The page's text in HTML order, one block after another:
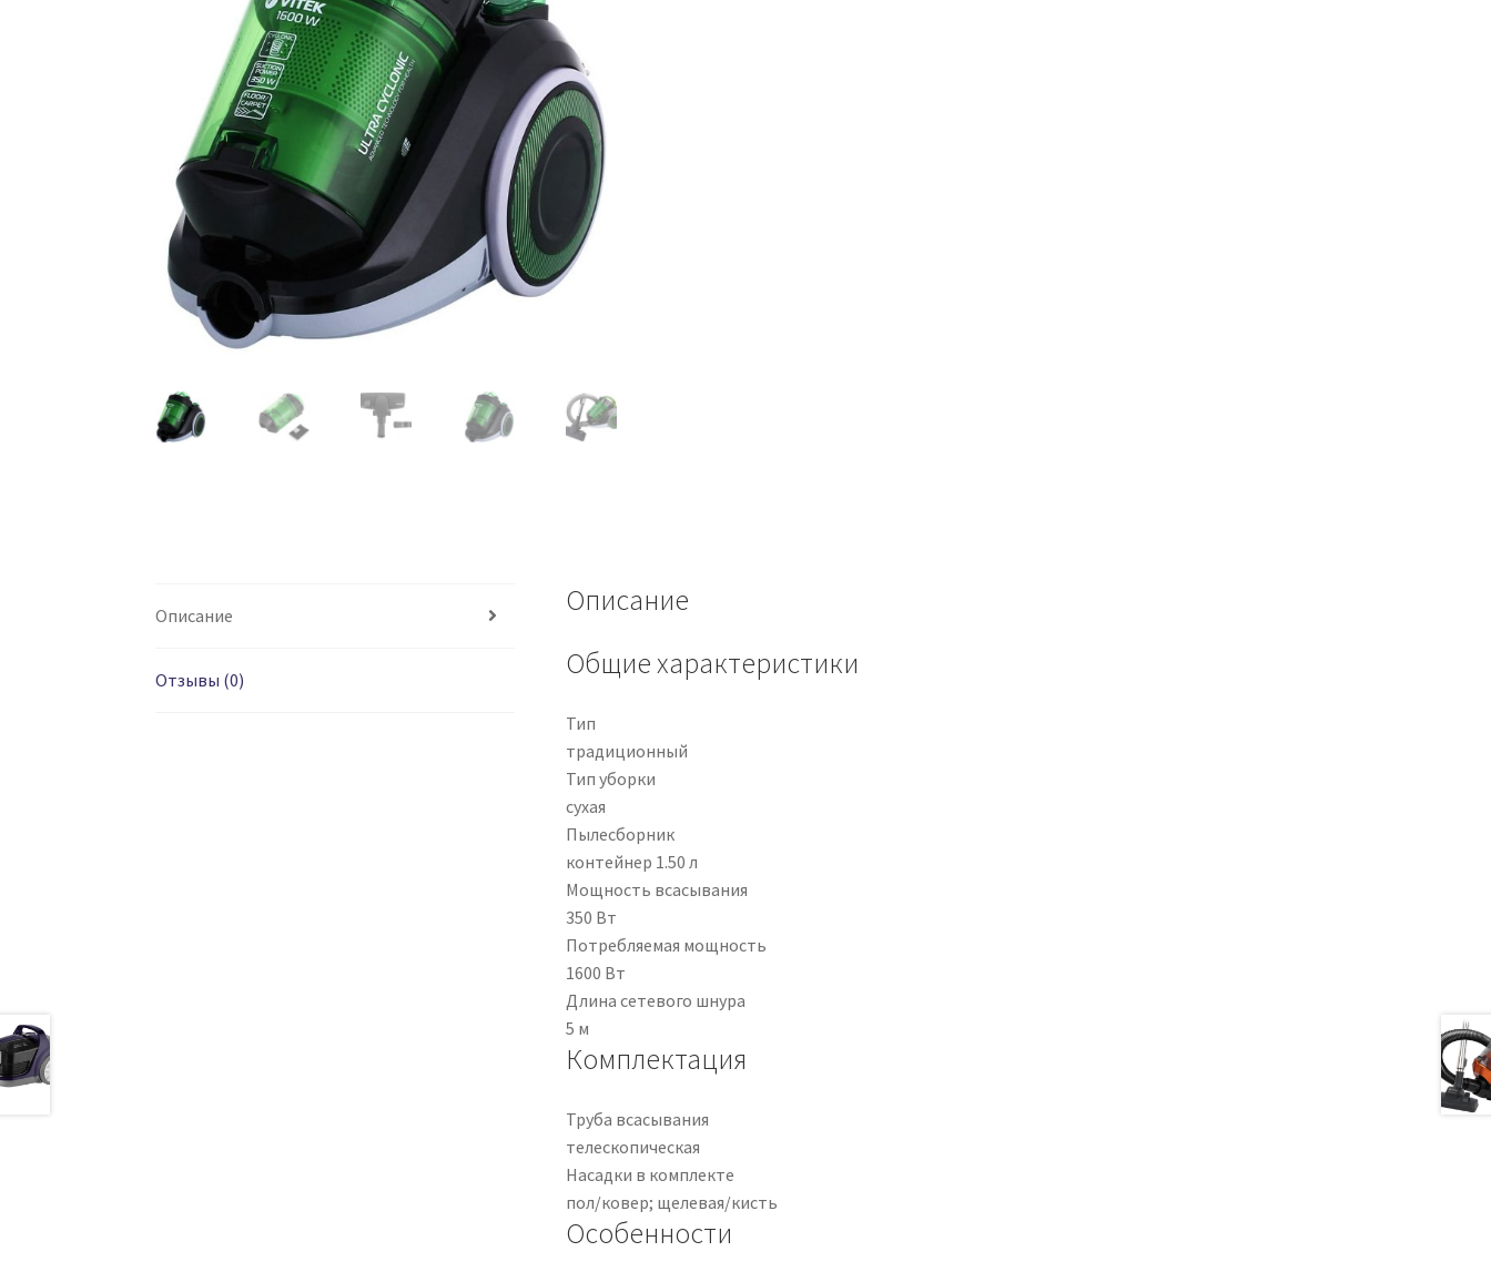
Описание
Отзывы (0)
Описание
Общие характеристики
Тип
традиционный
Тип уборки
сухая
Пылесборник
контейнер 1.50 л
Мощность всасывания
350 Вт
Потребляемая мощность
1600 Вт
Длина сетевого шнура
5 м
Комплектация
Труба всасывания
телескопическая
Насадки в комплекте
пол/ковер; щелевая/кисть
Особенности